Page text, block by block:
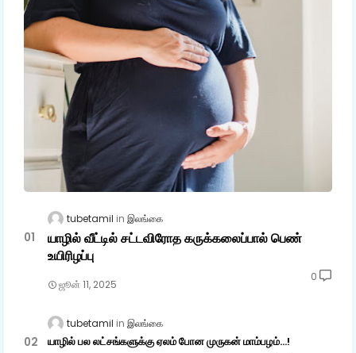
tubetamil இலங்கை
யாழில் வீட்டில் சட்டவிரோத கருக்கலைப்பால் பெண்
உயிரிழப்பு
ஜூன் 11, 2025
0
tubetamil இலங்கை
யாழில் பல லட்சங்களுக்கு ஏலம் போன முருகன் மாம்பழம்...!